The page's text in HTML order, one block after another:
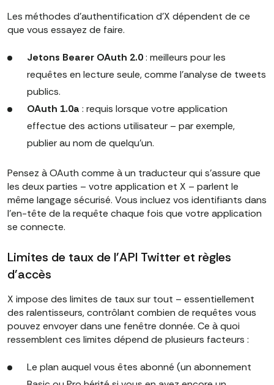
Les méthodes d'authentification d'X dépendent de ce
que vous essayez de faire.
Jetons Bearer OAuth 2.0: meilleurs pour les
requêtes en lecture seule, comme l'analyse de tweets
publics.
OAuth 1.0a : requis lorsque votre application
effectue des actions utilisateur – par exemple,
publier au nom de quelqu'un.
Pensez à OAuth comme à un traducteur qui s'assure que
les deux parties – votre application et X – parlent le
même langage sécurisé. Vous incluez vos identifiants dans
l'en-tête de la requête chaque fois que votre application
se connecte.
Limites de taux de l'API Twitter et règles
d'accès
X impose des limites de taux sur tout – essentiellement
des ralentisseurs, contrôlant combien de requêtes vous
pouvez envoyer dans une fenêtre donnée. Ce à quoi
ressemblent ces limites dépend de plusieurs facteurs :
Le plan auquel vous êtes abonné (un abonnement